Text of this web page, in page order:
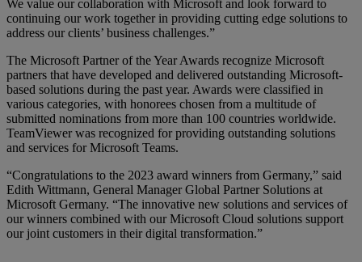
We value our collaboration with Microsoft and look forward to
continuing our work together in providing cutting edge solutions to
address our clients’ business challenges.”
The Microsoft Partner of the Year Awards recognize Microsoft
partners that have developed and delivered outstanding Microsoft-
based solutions during the past year. Awards were classified in
various categories, with honorees chosen from a multitude of
submitted nominations from more than 100 countries worldwide.
TeamViewer was recognized for providing outstanding solutions
and services for Microsoft Teams.
“Congratulations to the 2023 award winners from Germany,” said
Edith Wittmann, General Manager Global Partner Solutions at
Microsoft Germany. “The innovative new solutions and services of
our winners combined with our Microsoft Cloud solutions support
our joint customers in their digital transformation.”